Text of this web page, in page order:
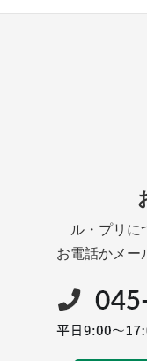
ル・プリに
お電話かメー